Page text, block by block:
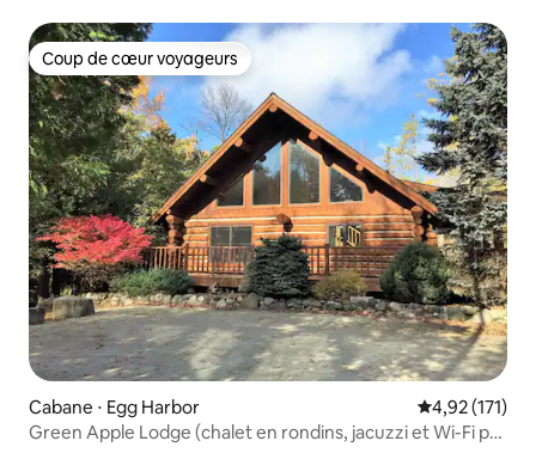
Coup de cœur voyageurs
Coup de cœur voyageurs
Cabane ⋅ Egg Harbor Évaluation
4,92 (171)
Green Apple Lodge (chalet en rondins, jacuzzi et Wi-Fi par